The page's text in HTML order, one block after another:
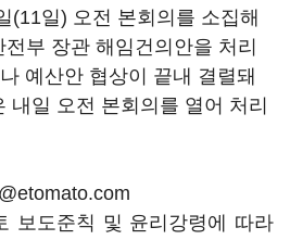
(11일) 오전 본회의를 소집해
부 장관 해임건의안을 처리
예산안 협상이 끝내 결렬돼
내일 오전 본회의를 열어 처리
보도준칙 및 윤리강령에 따라